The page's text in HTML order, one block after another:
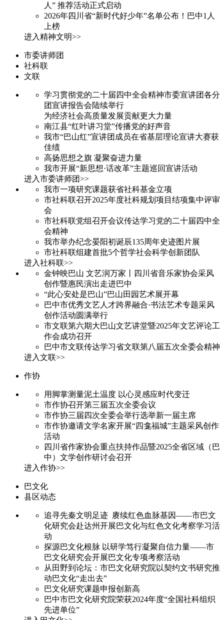
人” 推荐活动正式启动
2026年四川省“新时代好少年”名单公布！巴中1人
上榜
进入精神文明>>
市委讲师团
社科联
文联
学习贯彻党的二十届四中全会精神市委宣讲团各分
团宣讲报告会陆续举行
为经济社会高质量发展贡献更大力量
南江县“红叶讲习堂”传播党的好声音
我市“巴山红”宣讲团成员在省基层理论宣讲大赛获
佳绩
高扬思想之旗 凝聚奋进力量
我市开展“新思想·话改革”主题巡回宣讲活动
进入市委讲师团>>
我市一项研究课题获省社科基金立项
市社科联召开2025年度社科规划项目结项集中评审
会
市社科联党组召开会议传达学习党的二十届四中全
会精神
我市举办纪念晏阳初诞辰135周年史迹图片展
市社科联组建首批5个哲学社会科学创新团队
进入社科联>>
金钟映巴山 文艺润万家丨四川省音乐家协会采风
创作暨惠民演出走进巴中
“此心安处是巴山”巴山田园艺术展开幕
巴中市优秀文艺人才跨界融合·书法艺术专题采风
创作活动圆满举行
市文联第六期大巴山文艺讲堂暨2025年文艺评论工
作会成功召开
巴中市文联传达学习省文联第八届五次全委会精神
进入文联>>
作协
用脚掌测量泥土温度 以心灵感应时代变迁
市作协召开第三届五次全委会议
市作协三届四次全委会举行选举新一届主席
市作协邀请文学名家开展“四龛福城”主题采风创作
活动
四川省作家协会重点扶持作品暨2025全省区域（巴
中）文学创作研讨会召开
进入作协>>
巴文化
县区动态
追寻先秦文明足迹 赓续红色血脉基因——市巴文
化研究会赴达州开展巴文化与红色文化考察学习活
动
探源巴文化根脉 以研学笃行凝聚自信力量——市
巴文化研究会开展巴文化专项考察活动
从田野到论坛：市巴文化研究院以契约文书研究推
动巴文化“走出去”
巴文化研究课题申报创新高
巴中市巴文化研究院荣获2024年度“全国社科组织
先进单位”